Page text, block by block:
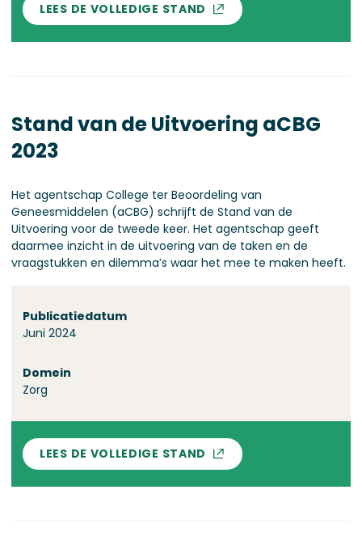
LEES DE VOLLEDIGE STAND
Stand van de Uitvoering aCBG
2023
Het agentschap College ter Beoordeling van
Geneesmiddelen (aCBG) schrijft de Stand van de
Uitvoering voor de tweede keer. Het agentschap geeft
daarmee inzicht in de uitvoering van de taken en de
vraagstukken en dilemma’s waar het mee te maken heeft.
Publicatiedatum
Juni 2024
Domein
Zorg
LEES DE VOLLEDIGE STAND